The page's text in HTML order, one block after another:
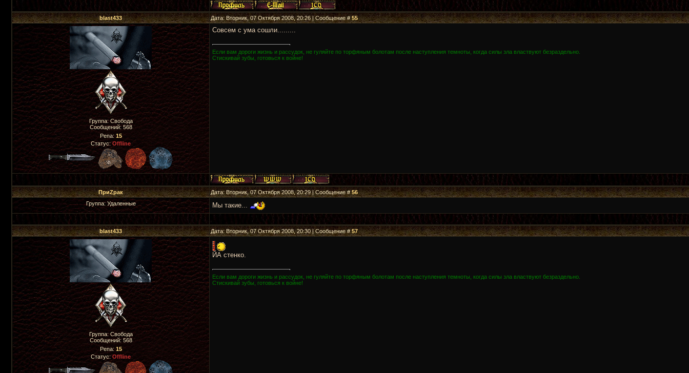
blast433 Дата: Вторник, 07 Октября 2008, 20:26 | Сообщение #55
Группа: Свобода
Сообщений:568
Репа:15
Статус:Offline
Совсем с ума сошли.........
Если вам дороги жизнь и рассудок, не гуляйте по торфяным болотам после наступления темноты, когда силы зла властвуют безраздельно.
Стискивай зубы, готовься к войне!
ПриZрак Дата: Вторник, 07 Октября 2008, 20:29 | Сообщение #56
Группа: Удаленные
Мы такие...
blast433 Дата: Вторник, 07 Октября 2008, 20:30 | Сообщение #57
Группа: Свобода
Сообщений:568
Репа:15
Статус:Offline
ЙА стенко.
Если вам дороги жизнь и рассудок, не гуляйте по торфяным болотам после наступления темноты, когда силы зла властвуют безраздельно.
Стискивай зубы, готовься к войне!